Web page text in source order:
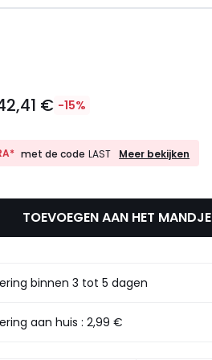
€ -15%
met de code LAST
10%
LAST
Meer bekijken
TOEVOEGEN AAN HET MANDJE
binnen 3 tot 5 dagen
aan huis :2,99 €